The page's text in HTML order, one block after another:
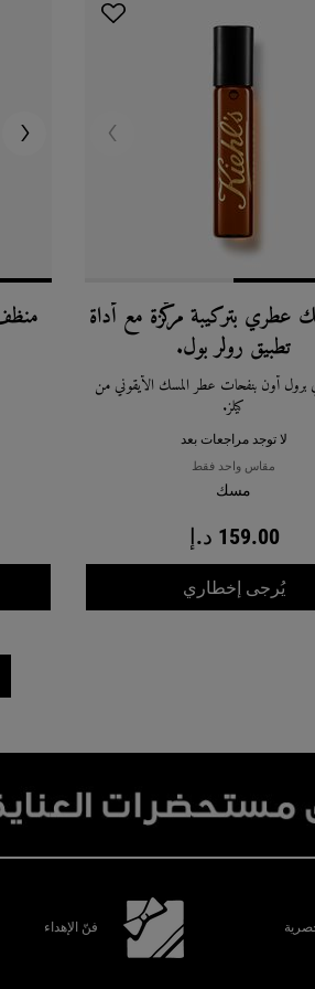
بتركيبة مركّزة مع أداة
تطبيق رولر بول.
أون بنفحات عطر المسك الأيقوني من
كيلز.
لا توجد مراجعات بعد
مقاس واحد فقط
مسك
159.00 د.إ
يُرجى إخطاري
فنّ الإهداء